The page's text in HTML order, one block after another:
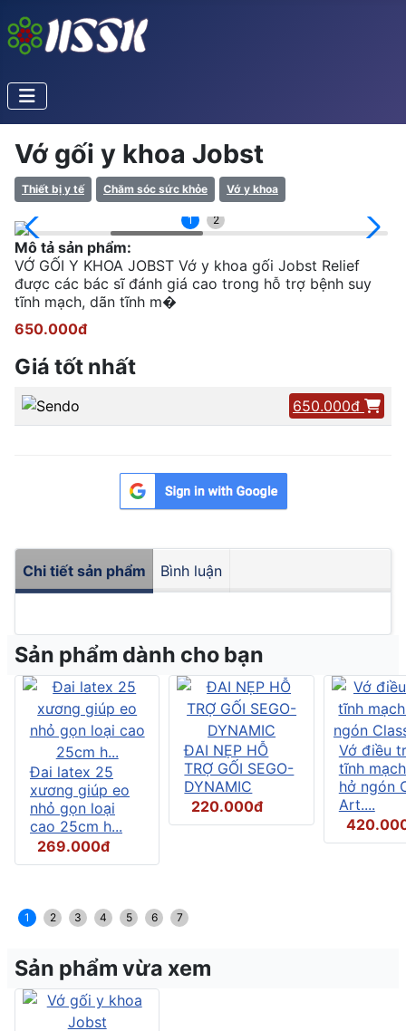
Vớ gối y khoa Jobst
Thiết bị y tế Chăm sóc sức khỏe Vớ y khoa
1 2
Mô tả sản phẩm:
VỚ GỐI Y KHOA JOBST Vớ y khoa gối Jobst Relief
được các bác sĩ đánh giá cao trong hỗ trợ bệnh suy
tĩnh mạch, dãn tĩnh m�
650.000đ
Giá tốt nhất
650.000đ
Chi tiết sản phẩm Bình luận
Sản phẩm dành cho bạn
Đai latex 25
xương giúp eo
nhỏ gọn loại
cao 25cm h...
269.000đ
ĐAI NẸP HỖ
TRỢ GỐI SEGO-
DYNAMIC
220.000đ
Vớ điều
tĩnh
hở ngón
Art....
1 2 3 4 5 6 7
Sản phẩm vừa xem